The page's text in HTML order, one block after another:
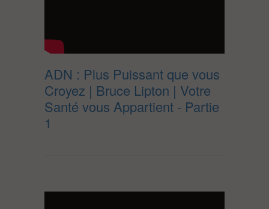
ADN : Plus Puissant que vous
Croyez | Bruce Lipton | Votre
Santé vous Appartient - Partie
1